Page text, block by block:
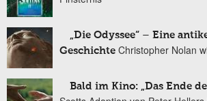
„Die Odyssee“ – Eine
Geschichte Christopher Nolan
Bald im Kino: „Das Ende